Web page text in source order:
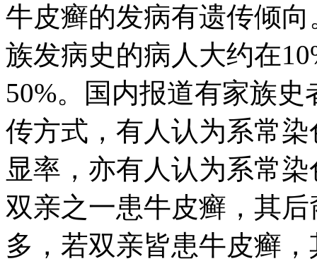
牛皮癣的发病有遗传倾
族发病史的病人大约在
50%。国内报道有家族
传方式，有人认为系常
显率，亦有人认为系常
双亲之一患牛皮癣，其
多，若双亲皆患牛皮癣